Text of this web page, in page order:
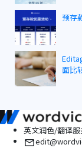
预存
面比
英文润色/翻译